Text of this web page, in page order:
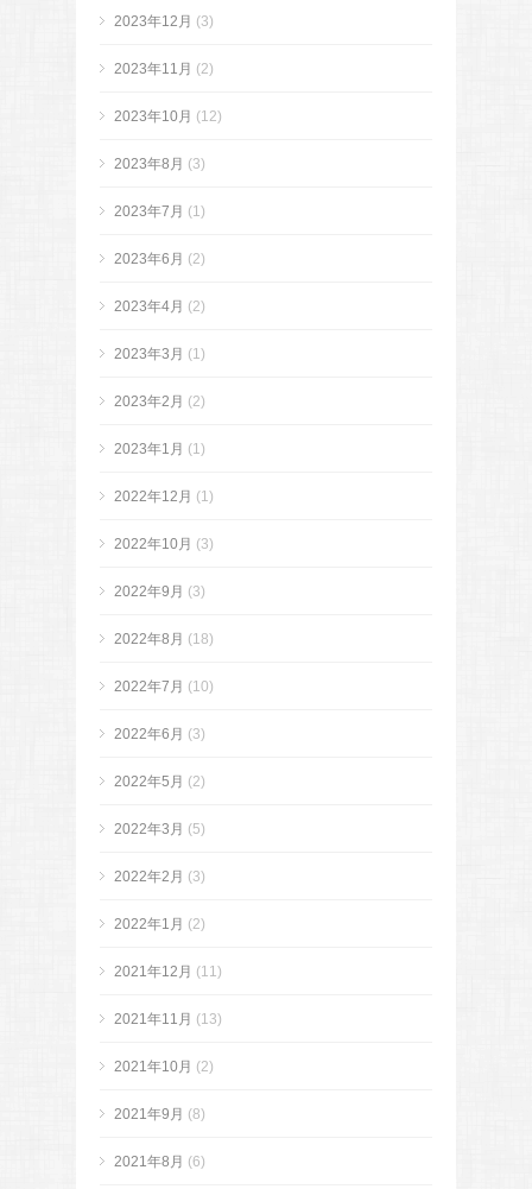
2023年12月 (3)
2023年11月 (2)
2023年10月 (12)
2023年8月 (3)
2023年7月 (1)
2023年6月 (2)
2023年4月 (2)
2023年3月 (1)
2023年2月 (2)
2023年1月 (1)
2022年12月 (1)
2022年10月 (3)
2022年9月 (3)
2022年8月 (18)
2022年7月 (10)
2022年6月 (3)
2022年5月 (2)
2022年3月 (5)
2022年2月 (3)
2022年1月 (2)
2021年12月 (11)
2021年11月 (13)
2021年10月 (2)
2021年9月 (8)
2021年8月 (6)